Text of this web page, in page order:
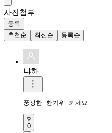
사진첨부
등록
추천순
최신순 등록순
냐하
풍성한 한가위 되세요~~
0